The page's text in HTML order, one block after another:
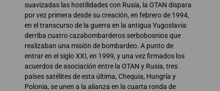
suavizadas las hostilidades con Rusia, la OTAN dispara
por vez primera desde su creación, en febrero de 1994,
en el transcurso de la guerra en la antigua Yugoslavia:
derriba cuatro cazabombarderos serbobosnios que
realizaban una misión de bombardeo. A punto de
entrar en el siglo XXI, en 1999, y una vez firmados los
acuerdos de asociación entre la OTAN y Rusia, tres
países satélites de esta última, Chequia, Hungría y
Polonia, se unen a la alianza en la cuarta ronda de